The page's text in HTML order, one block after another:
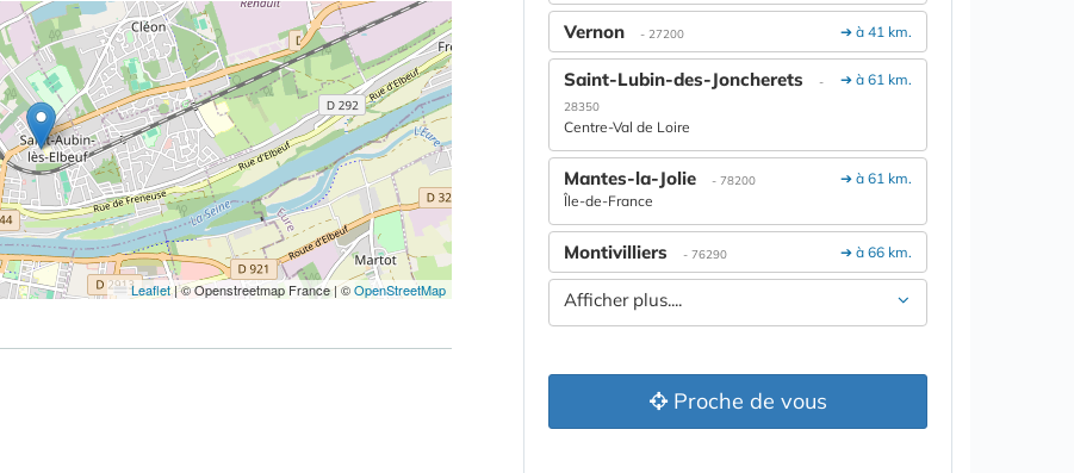
Leaflet |© Openstreetmap France | ©OpenStreetMap
➔ à 41 km.
Vernon - 27200
➔ à 61 km.
Saint-Lubin-des-Joncherets
-
28350
Centre-Val de Loire
➔ à 61 km.
Mantes-la-Jolie - 78200
Île-de-France
➔ à 66 km.
Montivilliers - 76290
Afficher plus....
Proche de vous